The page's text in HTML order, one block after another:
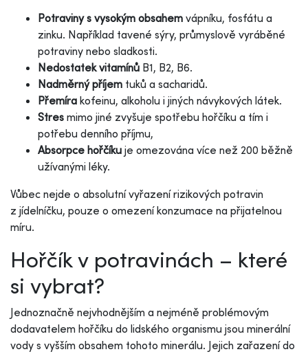
Potraviny s vysokým obsahem vápníku, fosfátu a
zinku. Například tavené sýry, průmyslově vyráběné
potraviny nebo sladkosti.
Nedostatek vitamínů B1, B2, B6.
Nadměrný příjem tuků a sacharidů.
Přemíra kofeinu, alkoholu i jiných návykových látek.
Stres mimo jiné zvyšuje spotřebu hořčíku a tím i
potřebu denního příjmu,
Absorpce hořčíku je omezována více než 200 běžně
užívanými léky.
Vůbec nejde o absolutní vyřazení rizikových potravin
z jídelníčku, pouze o omezení konzumace na přijatelnou
míru.
Hořčík v potravinách – které
si vybrat?
Jednoznačně nejvhodnějším a nejméně problémovým
dodavatelem hořčíku do lidského organismu jsou minerální
vody s vyšším obsahem tohoto minerálu. Jejich zařazení do